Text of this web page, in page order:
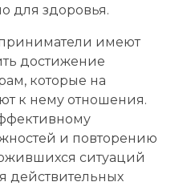
для здоровья.
имеют
достижение
которые на
к нему отношения.
и повторению
ситуаций
действительных